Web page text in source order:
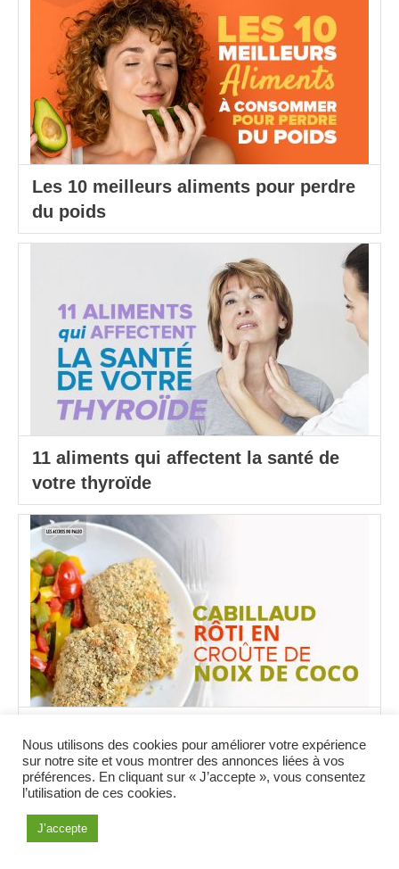
Les 10 meilleurs aliments pour perdre
du poids
11 aliments qui affectent la santé de
votre thyroïde
coco et graines de chanvre
Nous utilisons des cookies pour améliorer votre expérience
sur notre site et vous montrer des annonces liées à vos
préférences. En cliquant sur « J’accepte », vous consentez
l’utilisation de ces cookies.
J’accepte